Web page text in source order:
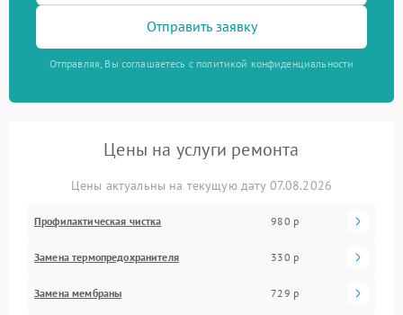
Отправить заявку
Отправляя, Вы соглашаетесь с политикой конфиденциальности
Цены на услуги ремонта
Цены актуальны на текущую дату 07.08.2026
Профилактическая чистка 980 р
Замена термопредохранителя 330 р
Замена мембраны 729 р